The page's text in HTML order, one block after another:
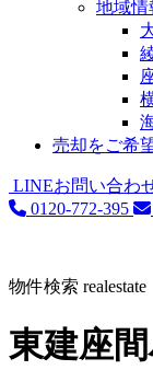
地域情
売却をご希
LINEお問い合わ
0120-772-395
物件検索 realestate
東建座